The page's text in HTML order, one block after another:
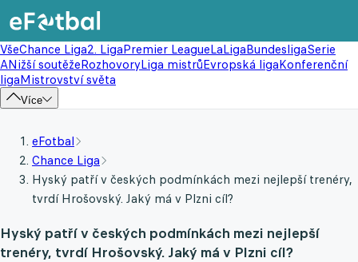
VšeChance Liga2. LigaPremier LeagueLaLigaBundesligaSerie
ANižší soutěžeRozhovoryLiga mistrůEvropská ligaKonferenční
ligaMistrovství světa
Více
eFotbal
Chance Liga
Hyský patří v českých podmínkách mezi nejlepší trenéry,
tvrdí Hrošovský. Jaký má v Plzni cíl?
Hyský patří v českých podmínkách mezi nejlepší
trenéry, tvrdí Hrošovský. Jaký má v Plzni cíl?